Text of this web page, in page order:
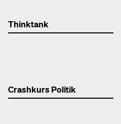
Thinktank
Crashkurs Politik